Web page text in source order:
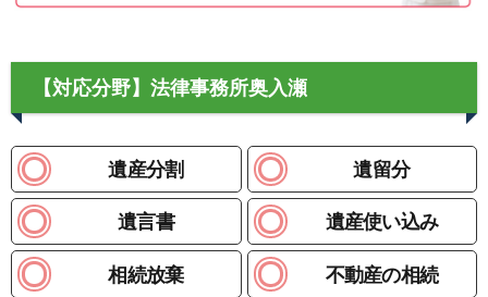
【対応分野】法律事務所奥入瀬
遺産分割 遺留分
遺言書 遺産使い込み
相続放棄 不動産の相続